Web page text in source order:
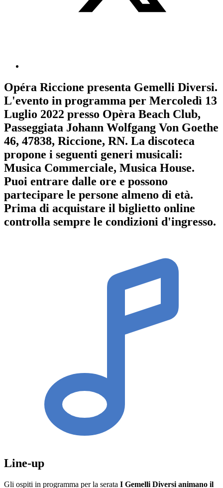
Opéra Riccione presenta Gemelli Diversi.
L'evento in programma per Mercoledì 13
Luglio 2022 presso Opèra Beach Club,
Passeggiata Johann Wolfgang Von Goethe
46, 47838, Riccione, RN. La discoteca
propone i seguenti generi musicali:
Musica Commerciale, Musica House.
Puoi entrare dalle ore e possono
partecipare le persone almeno di età.
Prima di acquistare il biglietto online
controlla sempre le condizioni d'ingresso.
Line-up
Gli ospiti in programma per la serata I Gemelli Diversi animano il